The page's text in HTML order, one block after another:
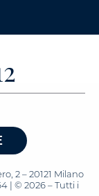
2 – 20121 Milano
| © 2026 – Tutti i